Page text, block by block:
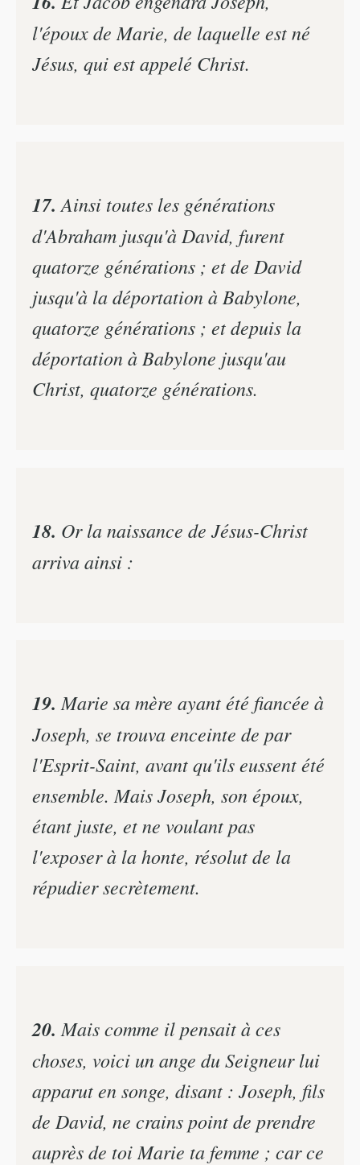
l'époux de Marie, de laquelle est né
Jésus, qui est appelé Christ.
17. Ainsi toutes les générations
d'Abraham jusqu'à David, furent
quatorze générations ; et de David
jusqu'à la déportation à Babylone,
quatorze générations ; et depuis la
déportation à Babylone jusqu'au
Christ, quatorze générations.
18. Or la naissance de Jésus-Christ
arriva ainsi :
19. Marie sa mère ayant été fiancée à
Joseph, se trouva enceinte de par
l'Esprit-Saint, avant qu'ils eussent été
ensemble. Mais Joseph, son époux,
étant juste, et ne voulant pas
l'exposer à la honte, résolut de la
répudier secrètement.
20. Mais comme il pensait à ces
choses, voici un ange du Seigneur lui
apparut en songe, disant : Joseph, fils
de David, ne crains point de prendre
auprès de toi Marie ta femme ; car ce